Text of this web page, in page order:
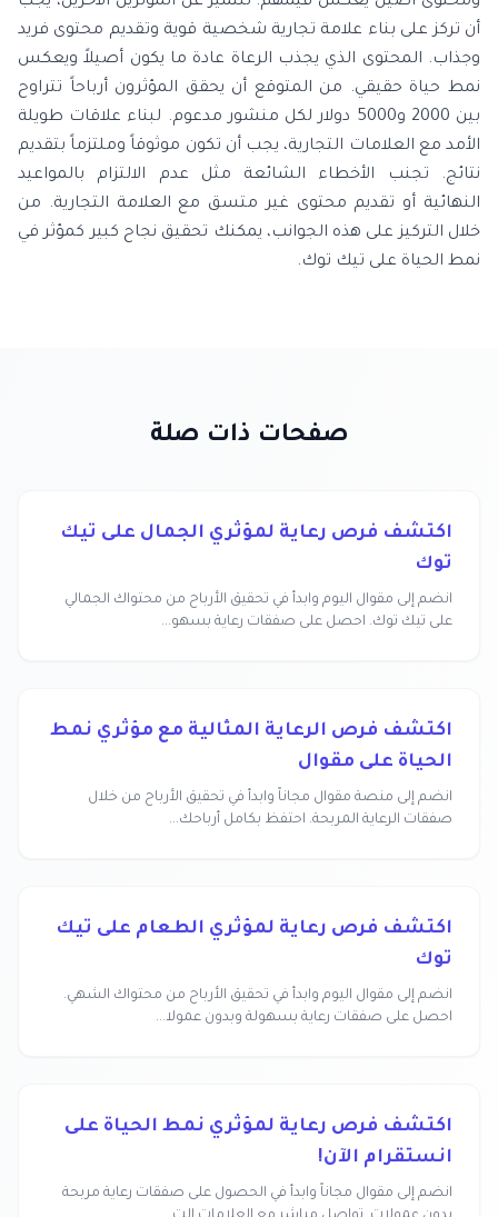
أن تركز على بناء علامة تجارية شخصية قوية وتقديم محتوى فريد
وجذاب. المحتوى الذي يجذب الرعاة عادة ما يكون أصيلاً ويعكس
نمط حياة حقيقي. من المتوقع أن يحقق المؤثرون أرباحاً تتراوح
بين 2000 و5000 دولار لكل منشور مدعوم. لبناء علاقات طويلة
الأمد مع العلامات التجارية، يجب أن تكون موثوقاً وملتزماً بتقديم
نتائج. تجنب الأخطاء الشائعة مثل عدم الالتزام بالمواعيد
النهائية أو تقديم محتوى غير متسق مع العلامة التجارية. من
خلال التركيز على هذه الجوانب، يمكنك تحقيق نجاح كبير كمؤثر في
نمط الحياة على تيك توك.
صفحات ذات صلة
اكتشف فرص رعاية لمؤثري الجمال على تيك
توك
انضم إلى مقوال اليوم وابدأ في تحقيق الأرباح من محتواك الجمالي
على تيك توك. احصل على صفقات رعاية بسهو...
اكتشف فرص الرعاية المثالية مع مؤثري نمط
الحياة على مقوال
انضم إلى منصة مقوال مجاناً وابدأ في تحقيق الأرباح من خلال
صفقات الرعاية المربحة. احتفظ بكامل أرباحك...
اكتشف فرص رعاية لمؤثري الطعام على تيك
توك
انضم إلى مقوال اليوم وابدأ في تحقيق الأرباح من محتواك الشهي.
احصل على صفقات رعاية بسهولة وبدون عمولا...
اكتشف فرص رعاية لمؤثري نمط الحياة على
انستقرام الآن!
انضم إلى مقوال مجاناً وابدأ في الحصول على صفقات رعاية مربحة